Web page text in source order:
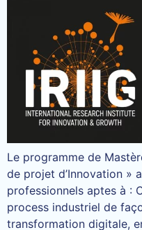
Le programme de
de projet d’Innovation »
professionnels aptes à :
process industriel de
transformation digitale,